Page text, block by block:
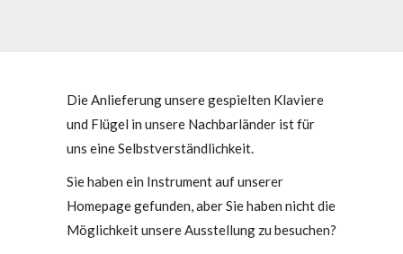
Die Anlieferung unsere gespielten Klaviere
und Flügel in unsere Nachbarländer ist für
uns eine Selbstverständlichkeit.
Sie haben ein Instrument auf unserer
Homepage gefunden, aber Sie haben nicht die
Möglichkeit unsere Ausstellung zu besuchen?